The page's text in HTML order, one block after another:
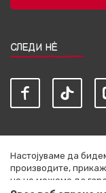
СЛЕДИ НЀ
Настојуваме да
производите,
но не можеме да